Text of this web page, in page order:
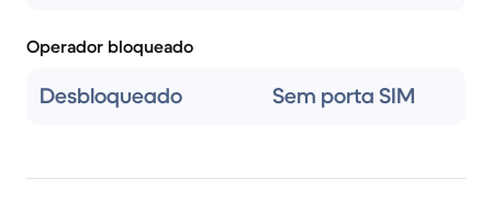
Operador bloqueado
Desbloqueado Sem porta SIM